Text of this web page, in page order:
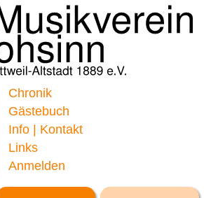
Chronik
Gästebuch
Info | Kontakt
Links
Anmelden